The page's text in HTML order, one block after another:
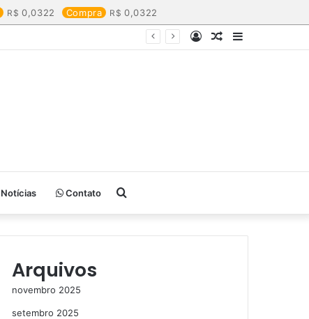
0,0322 Compra 0,0322
Barra
Artigo
Entrar
Notícias Contato Procurar
por
Arquivos
novembro 2025
setembro 2025